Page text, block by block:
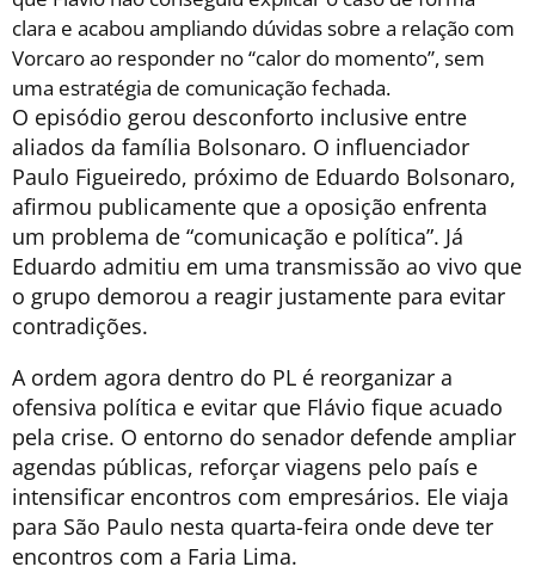
clara e acabou ampliando dúvidas sobre a relação com
Vorcaro ao responder no “calor do momento”, sem
uma estratégia de comunicação fechada.
O episódio gerou desconforto inclusive entre
aliados da família Bolsonaro. O influenciador
Paulo Figueiredo, próximo de Eduardo Bolsonaro,
afirmou publicamente que a oposição enfrenta
um problema de “comunicação e política”. Já
Eduardo admitiu em uma transmissão ao vivo que
o grupo demorou a reagir justamente para evitar
contradições.
A ordem agora dentro do PL é reorganizar a
ofensiva política e evitar que Flávio fique acuado
pela crise. O entorno do senador defende ampliar
agendas públicas, reforçar viagens pelo país e
intensificar encontros com empresários. Ele viaja
para São Paulo nesta quarta-feira onde deve ter
encontros com a Faria Lima.